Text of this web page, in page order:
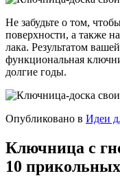
Не забудьте о том,
поверхности, а также
лака. Результатом
функциональная
долгие годы.
Опубликовано в Идеи
Ключница с
10